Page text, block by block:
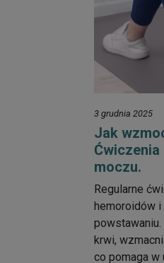
3 grudnia 2025
Jak
moczu.
Regularne
hemoroidów i
krwi,
co pomaga w